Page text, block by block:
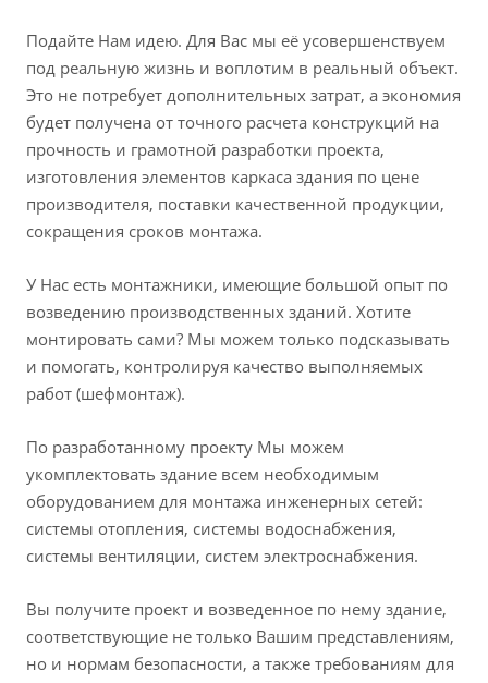
Подайте Нам идею. Для Вас мы её усовершенствуем
под реальную жизнь и воплотим в реальный объект.
Это не потребует дополнительных затрат, а экономия
будет получена от точного расчета конструкций на
прочность и грамотной разработки проекта,
изготовления элементов каркаса здания по цене
производителя, поставки качественной продукции,
сокращения сроков монтажа.
У Нас есть монтажники, имеющие большой опыт по
возведению производственных зданий. Хотите
монтировать сами? Мы можем только подсказывать
и помогать, контролируя качество выполняемых
работ (шефмонтаж).
По разработанному проекту Мы можем
укомплектовать здание всем необходимым
оборудованием для монтажа инженерных сетей:
системы отопления, системы водоснабжения,
системы вентиляции, систем электроснабжения.
Вы получите проект и возведенное по нему здание,
соответствующие не только Вашим представлениям,
но и нормам безопасности, а также требованиям для